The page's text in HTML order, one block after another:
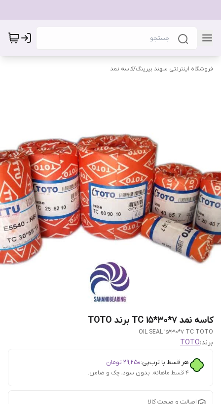
فروشگاه اینترنتی سهند بیرینگ/کاسه نمد
کاسه نمد 7*30*15 TC برند TOTO
OIL SEAL 15*30*7 TC TOTO
برند:TOTO
هر قسط با ترب‌پی:۲۹٬۲۵۰ تومان
۴ قسط ماهانه. بدون سود، چک و ضامن.
اصالت و صحت کالا